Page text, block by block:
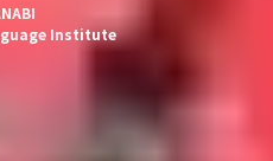
Institute